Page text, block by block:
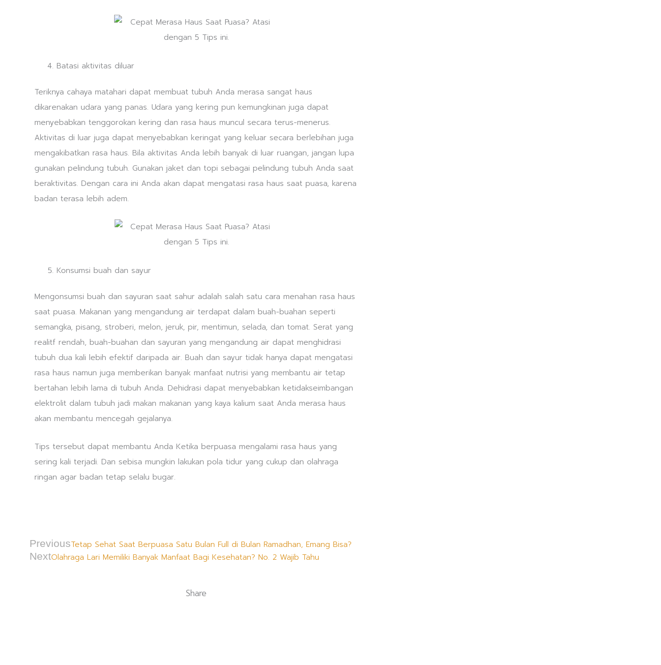
Batasi aktivitas diluar
Teriknya cahaya matahari dapat membuat tubuh Anda merasa sangat haus
dikarenakan udara yang panas. Udara yang kering pun kemungkinan juga dapat
menyebabkan tenggorokan kering dan rasa haus muncul secara terus-menerus.
Aktivitas di luar juga dapat menyebabkan keringat yang keluar secara berlebihan juga
mengakibatkan rasa haus. Bila aktivitas Anda lebih banyak di luar ruangan, jangan lupa
gunakan pelindung tubuh. Gunakan jaket dan topi sebagai pelindung tubuh Anda saat
beraktivitas. Dengan cara ini Anda akan dapat mengatasi rasa haus saat puasa, karena
badan terasa lebih adem.
Konsumsi buah dan sayur
Mengonsumsi buah dan sayuran saat sahur adalah salah satu cara menahan rasa haus
saat puasa. Makanan yang mengandung air terdapat dalam buah-buahan seperti
semangka, pisang, stroberi, melon, jeruk, pir, mentimun, selada, dan tomat. Serat yang
realitf rendah, buah-buahan dan sayuran yang mengandung air dapat menghidrasi
tubuh dua kali lebih efektif daripada air. Buah dan sayur tidak hanya dapat mengatasi
rasa haus namun juga memberikan banyak manfaat nutrisi yang membantu air tetap
bertahan lebih lama di tubuh Anda. Dehidrasi dapat menyebabkan ketidakseimbangan
elektrolit dalam tubuh jadi makan makanan yang kaya kalium saat Anda merasa haus
akan membantu mencegah gejalanya.
Tips tersebut dapat membantu Anda Ketika berpuasa mengalami rasa haus yang
sering kali terjadi. Dan sebisa mungkin lakukan pola tidur yang cukup dan olahraga
ringan agar badan tetap selalu bugar.
PreviousTetap Sehat Saat Berpuasa Satu Bulan Full di Bulan Ramadhan, Emang Bisa?
NextOlahraga Lari Memiliki Banyak Manfaat Bagi Kesehatan? No. 2 Wajib Tahu
Share